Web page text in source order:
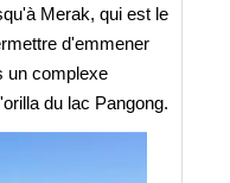
Merak, qui est le
d'emmener
un complexe
du lac Pangong.